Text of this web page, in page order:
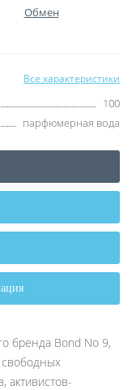
Обмен
Все характеристики
100
парфюмерная вода
бренда Bond No 9,
активистов-